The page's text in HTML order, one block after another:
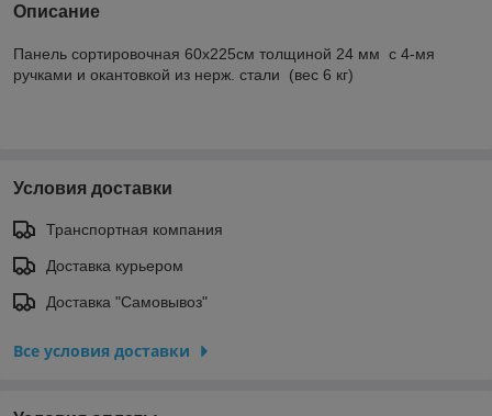
Описание
Панель сортировочная 60х225см толщиной 24 мм с 4-мя
ручками и окантовкой из нерж. стали (вес 6 кг)
Условия доставки
Транспортная компания
Доставка курьером
Доставка "Самовывоз"
Все условия доставки